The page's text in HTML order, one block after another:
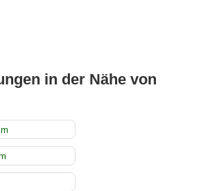
in der Nähe von